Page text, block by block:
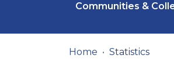
Communities &
Home Statistics